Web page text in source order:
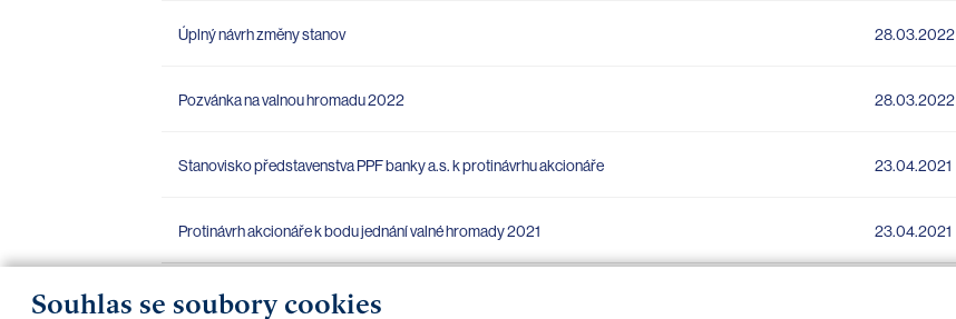
Souhlas se soubory cookies
Úplný návrh změny stanov 28.03.2022
Pozvánka na valnou hromadu 2022 28.03.2022
Stanovisko představenstva PPF banky a.s. k protinávrhu akcionáře 23.04.2021
Protinávrh akcionáře k bodu jednání valné hromady 2021 23.04.2021